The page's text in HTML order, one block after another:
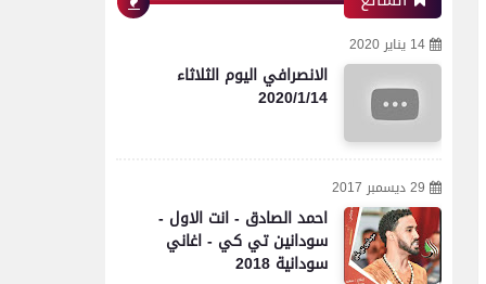
14 يناير 2020
الانصرافي اليوم الثلاثاء
2020/1/14
29 ديسمبر 2017
احمد الصادق - انت الاول -
سودانين تي كي - اغاني
سودانية 2018